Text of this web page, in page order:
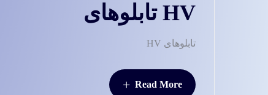
HV تابلوهای
تابلوهای HV
Read More
+